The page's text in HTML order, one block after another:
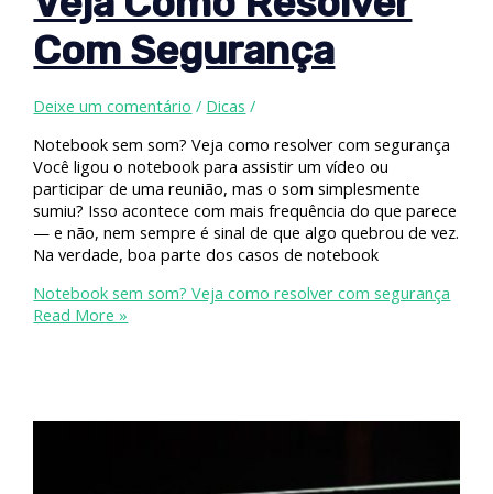
Com Segurança
Deixe um comentário / Dicas /
Notebook sem som? Veja como resolver com segurança
Você ligou o notebook para assistir um vídeo ou
participar de uma reunião, mas o som simplesmente
sumiu? Isso acontece com mais frequência do que parece
— e não, nem sempre é sinal de que algo quebrou de vez.
Na verdade, boa parte dos casos de notebook
Notebook sem som? Veja como resolver com segurança
Read More »